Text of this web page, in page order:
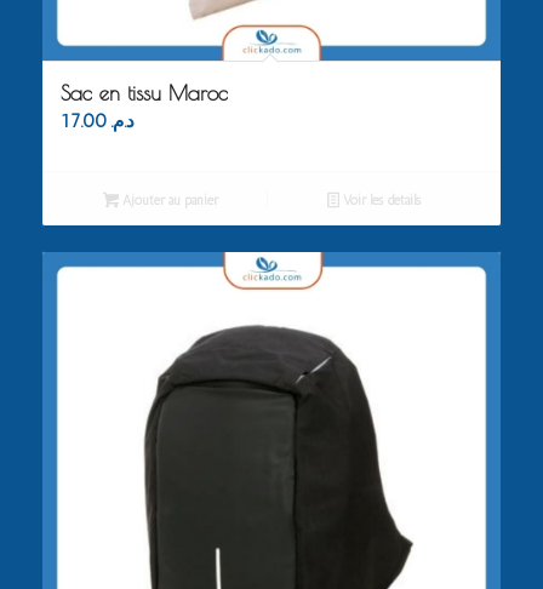
Sac en tissu Maroc
د.م. 17.00
Ajouter au panier Voir les détails